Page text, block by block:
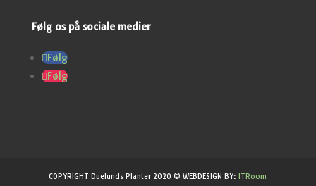
Følg os på sociale medier
Følg
Følg
COPYRIGHT Duelunds Planter 2020 © WEBDESIGN BY: ITRoom